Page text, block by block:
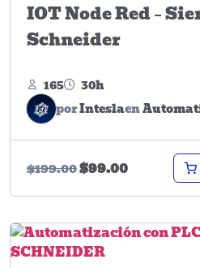
IOT Node Red –
Schneider
165
30h
porInteslaen
$199.00$99.00